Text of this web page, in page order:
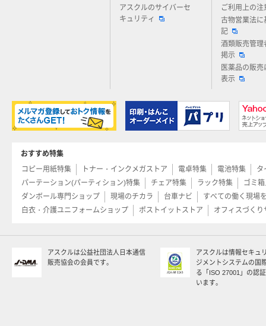
アスクルのサイバーセ
キュリティ
ご利用上の注
古物営業法に
記
酒類販売管理
掲示
医薬品の販売
表示
おすすめ特集
コピー用紙特集
トナー・インクメガストア 電卓特集 電池特集
タ
パーテーション(パーティション)特集
チェア特集 ラック特集
ゴミ
ダンボール専門ショップ
現場のチカラ 台車ナビ
すべての働く現場
白衣・介護ユニフォームショップ
ポストイットストア オフィスづくり
アスクルは公益社団法人日本通信
販売協会の会員です。
アスクルは情報セキュ
ジメントシステムの国
る「ISO 27001」の認
います。